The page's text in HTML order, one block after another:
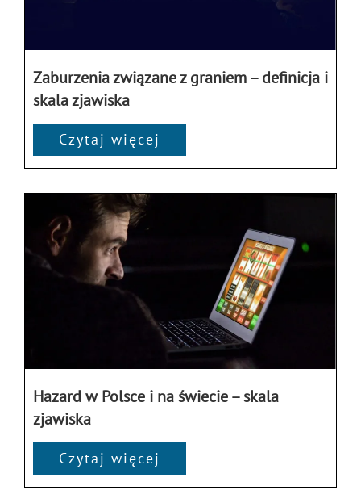
Zaburzenia związane z graniem – definicja i
skala zjawiska
Czytaj więcej
Hazard w Polsce i na świecie – skala
zjawiska
Czytaj więcej